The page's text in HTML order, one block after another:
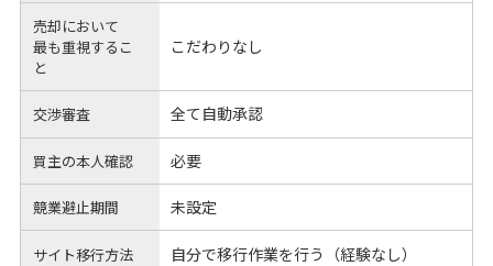
売却において
最も重視するこ
と
こだわりなし
交渉審査 全て自動承認
買主の本人確認 必要
競業避止期間 未設定
サイト移行方法 自分で移行作業を行う（経験なし）